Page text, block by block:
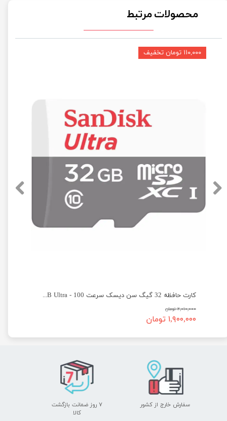
محصولات مرتبط
کارت حافظه 32 گیگ سن دیسک سرعت 100 - SanDisk micro SD 32GB Ultra
۲,۰۱۰,۰۰۰ تومان
۱,۹۰۰,۰۰۰ تومان
۱۱۰,۰۰۰ تومان تخفیف
سفارش خارج از کشور
۷ روز ضمانت بازگشت
​​​​​​​کالا